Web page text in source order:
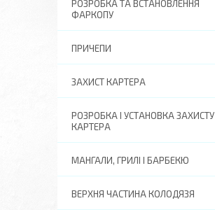
РОЗРОБКА ТА ВСТАНОВЛЕННЯ
ФАРКОПУ
ПРИЧЕПИ
ЗАХИСТ КАРТЕРА
РОЗРОБКА І УСТАНОВКА ЗАХИСТУ
КАРТЕРА
МАНГАЛИ, ГРИЛІ І БАРБЕКЮ
ВЕРХНЯ ЧАСТИНА КОЛОДЯЗЯ